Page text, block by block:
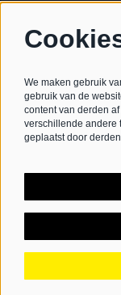
We maken gebruik
gebruik van de
content van derden
verschillende andere
geplaatst door derden.